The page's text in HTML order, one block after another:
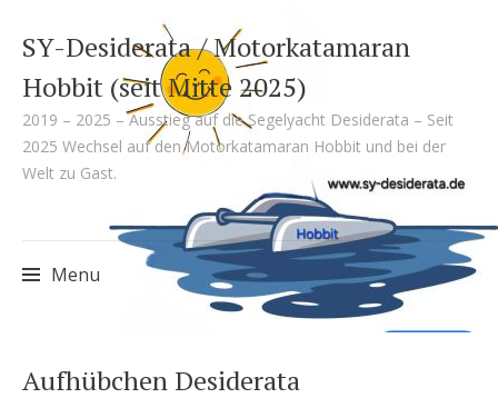
SY-Desiderata / Motorkatamaran
Hobbit (seit Mitte 2025)
2019 – 2025 – Ausstieg auf die Segelyacht Desiderata – Seit
2025 Wechsel auf den Motorkatamaran Hobbit und bei der
Welt zu Gast.
Menu
to
Aufhübchen Desiderata